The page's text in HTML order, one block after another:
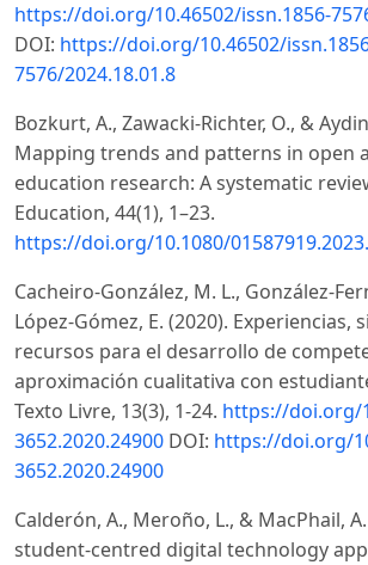
https://doi.org/10.46502/issn.1856-
DOI: https://doi.org/10.46502/
7576/2024.18.01.8
Bozkurt, A., Zawacki-Richter, O., &
Mapping trends and patterns in open
education research: A systematic
Education, 44(1), 1–23.
https://doi.org/10.1080/
Cacheiro-González, M. L., González-
López-Gómez, E. (2020). Experiencias,
recursos para el desarrollo de
aproximación cualitativa con
Texto Livre, 13(3), 1-24. https://doi.org/
3652.2020.24900 DOI: https://doi.org/
3652.2020.24900
Calderón, A., Meroño, L., & MacPhail,
student-centred digital technology